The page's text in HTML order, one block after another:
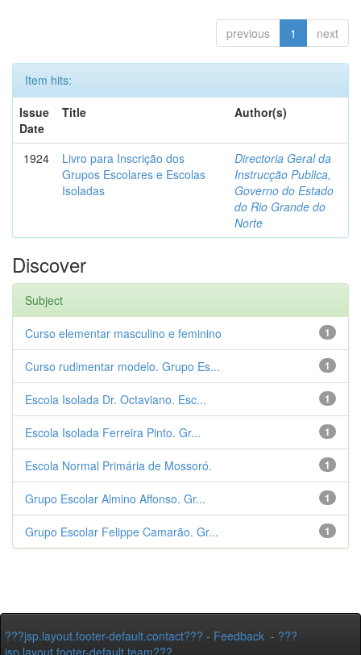
previous 1 next
Item hits:
Issue
Date
Title Author(s)
1924
Livro para Inscrição dos
Grupos Escolares e Escolas
Isoladas
Directoria Geral da
Instrucção Publica,
Governo do Estado
do Rio Grande do
Norte
Discover
Subject
1
Curso elementar masculino e feminino
1
Curso rudimentar modelo. Grupo Es...
1
Escola Isolada Dr. Octaviano. Esc...
1
Escola Isolada Ferreira Pinto. Gr...
1
Escola Normal Primária de Mossoró.
1
Grupo Escolar Almino Affonso. Gr...
1
Grupo Escolar Felippe Camarão. Gr...
???jsp.layout.footer-default.contact??? - Feedback - ???
jsp.layout.footer-default.team???